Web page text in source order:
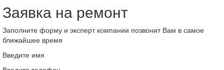
Заявка на ремонт
Заполните форму и эксперт компании позвонит Вам в самое
ближайшее время
Введите имя